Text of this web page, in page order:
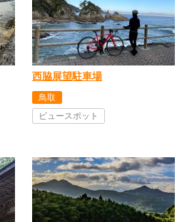
西脇展望駐車場
鳥取
ビュースポット